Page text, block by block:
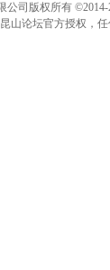
公司版权所有
山论坛官方授权，